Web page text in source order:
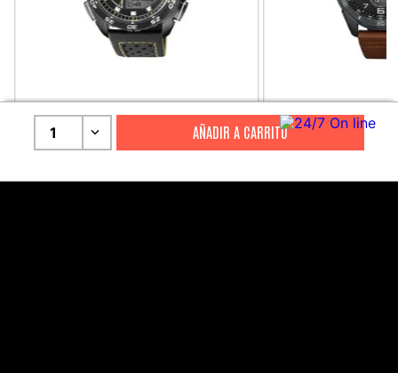
CITIZEN
Reloj Citizen Para Hombre
S/2199.00 S/4399.00
CITIZEN
Reloj Hombre
S/1279.00 S/3199.00
1